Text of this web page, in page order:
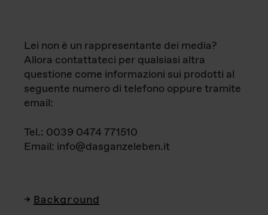
Lei non è un rappresentante dei media?
Allora contattateci per qualsiasi altra
questione come informazioni sui prodotti al
seguente numero di telefono oppure tramite
email:
Tel.: 0039 0474 771510
Email: info@dasganzeleben.it
Background